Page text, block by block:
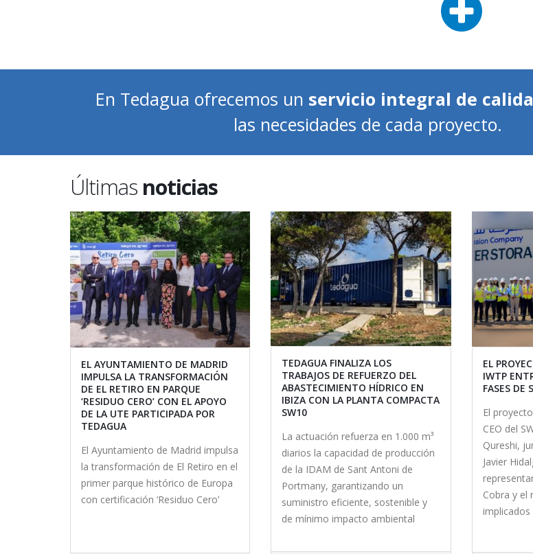
En Tedagua ofrecemos un servicio integral de
las necesidades de cada proyecto.
Últimas noticias
EL AYUNTAMIENTO DE MADRID
IMPULSA LA TRANSFORMACIÓN
DE EL RETIRO EN PARQUE
‘RESIDUO CERO’ CON EL APOYO
DE LA UTE PARTICIPADA POR
TEDAGUA
El Ayuntamiento de Madrid impulsa
la transformación de El Retiro en el
primer parque histórico de Europa
con certificación ‘Residuo Cero’
TEDAGUA FINALIZA LOS
TRABAJOS DE REFUERZO DEL
ABASTECIMIENTO HÍDRICO EN
IBIZA CON LA PLANTA COMPACTA
SW10
La actuación refuerza en 1.000 m³
diarios la capacidad de producción
de la IDAM de Sant Antoni de
Portmany, garantizando un
suministro eficiente, sostenible y
de mínimo impacto ambiental
EL
IWTP
FASES DE
El
CEO del
Qureshi,
Javier
Cobra y el